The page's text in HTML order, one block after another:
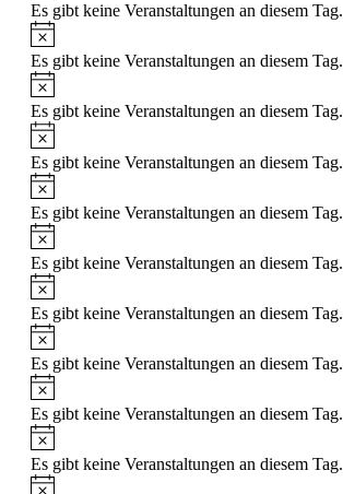
Es gibt keine Veranstaltungen an diesem Tag.
Hinweis
Es gibt keine Veranstaltungen an diesem Tag.
Hinweis
Es gibt keine Veranstaltungen an diesem Tag.
Hinweis
Es gibt keine Veranstaltungen an diesem Tag.
Hinweis
Es gibt keine Veranstaltungen an diesem Tag.
Hinweis
Es gibt keine Veranstaltungen an diesem Tag.
Hinweis
Es gibt keine Veranstaltungen an diesem Tag.
Hinweis
Es gibt keine Veranstaltungen an diesem Tag.
Hinweis
Es gibt keine Veranstaltungen an diesem Tag.
Hinweis
Es gibt keine Veranstaltungen an diesem Tag.
Hinweis